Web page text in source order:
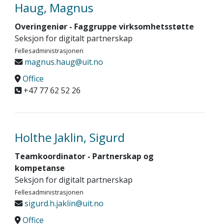
Haug, Magnus
Overingeniør - Faggruppe virksomhetsstøtte
Seksjon for digitalt partnerskap
Fellesadministrasjonen
magnus.haug@uit.no
Office
+47 77 62 52 26
Holthe Jaklin, Sigurd
Teamkoordinator - Partnerskap og
kompetanse
Seksjon for digitalt partnerskap
Fellesadministrasjonen
sigurd.h.jaklin@uit.no
Office